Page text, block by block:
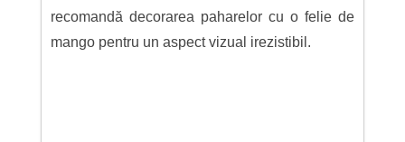
recomandă decorarea paharelor cu o felie de
mango pentru un aspect vizual irezistibil.